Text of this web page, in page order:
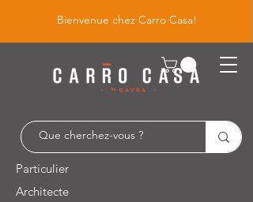
Bienvenue chez Carro Casa!
Particulier
Architecte